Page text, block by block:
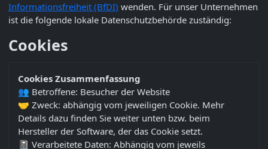
Informationsfreiheit (BfDI) wenden. Für unser Unternehmen
ist die folgende lokale Datenschutzbehörde zuständig:
Cookies
Cookies Zusammenfassung
👥 Betroffene: Besucher der Website
🤝 Zweck: abhängig vom jeweiligen Cookie. Mehr
Details dazu finden Sie weiter unten bzw. beim
Hersteller der Software, der das Cookie setzt.
📓 Verarbeitete Daten: Abhängig vom jeweils